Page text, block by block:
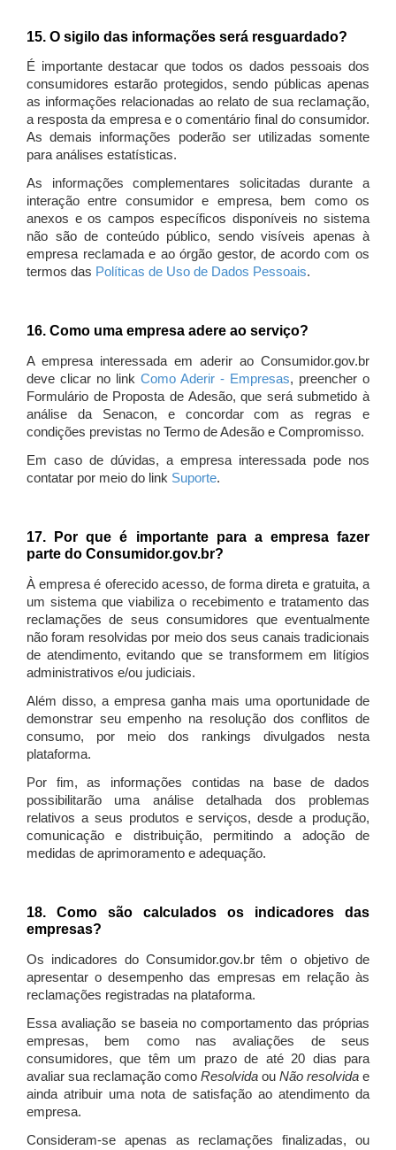
15. O sigilo das informações será resguardado?
É importante destacar que todos os dados pessoais dos
consumidores estarão protegidos, sendo públicas apenas
as informações relacionadas ao relato de sua reclamação,
a resposta da empresa e o comentário final do consumidor.
As demais informações poderão ser utilizadas somente
para análises estatísticas.
As informações complementares solicitadas durante a
interação entre consumidor e empresa, bem como os
anexos e os campos específicos disponíveis no sistema
não são de conteúdo público, sendo visíveis apenas à
empresa reclamada e ao órgão gestor, de acordo com os
termos das Políticas de Uso de Dados Pessoais.
16. Como uma empresa adere ao serviço?
A empresa interessada em aderir ao Consumidor.gov.br
deve clicar no link Como Aderir - Empresas, preencher o
Formulário de Proposta de Adesão, que será submetido à
análise da Senacon, e concordar com as regras e
condições previstas no Termo de Adesão e Compromisso.
Em caso de dúvidas, a empresa interessada pode nos
contatar por meio do link Suporte.
17. Por que é importante para a empresa fazer
parte do Consumidor.gov.br?
À empresa é oferecido acesso, de forma direta e gratuita, a
um sistema que viabiliza o recebimento e tratamento das
reclamações de seus consumidores que eventualmente
não foram resolvidas por meio dos seus canais tradicionais
de atendimento, evitando que se transformem em litígios
administrativos e/ou judiciais.
Além disso, a empresa ganha mais uma oportunidade de
demonstrar seu empenho na resolução dos conflitos de
consumo, por meio dos rankings divulgados nesta
plataforma.
Por fim, as informações contidas na base de dados
possibilitarão uma análise detalhada dos problemas
relativos a seus produtos e serviços, desde a produção,
comunicação e distribuição, permitindo a adoção de
medidas de aprimoramento e adequação.
18. Como são calculados os indicadores das
empresas?
Os indicadores do Consumidor.gov.br têm o objetivo de
apresentar o desempenho das empresas em relação às
reclamações registradas na plataforma.
Essa avaliação se baseia no comportamento das próprias
empresas, bem como nas avaliações de seus
consumidores, que têm um prazo de até 20 dias para
avaliar sua reclamação como Resolvida ou Não resolvida e
ainda atribuir uma nota de satisfação ao atendimento da
empresa.
Consideram-se apenas as reclamações finalizadas, ou